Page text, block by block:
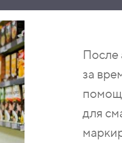
После
за
для